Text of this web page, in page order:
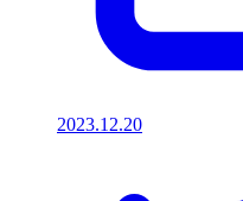
2023.12.20